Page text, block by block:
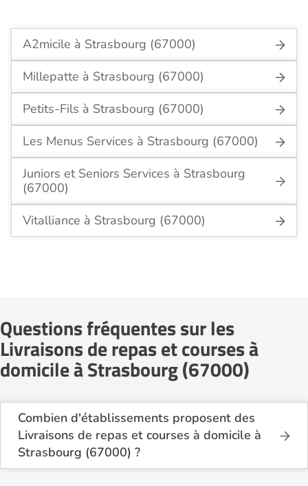
A2micile à Strasbourg (67000)
Millepatte à Strasbourg (67000)
Petits-Fils à Strasbourg (67000)
Les Menus Services à Strasbourg (67000)
Juniors et Seniors Services à Strasbourg
(67000)
Vitalliance à Strasbourg (67000)
Questions fréquentes sur les
Livraisons de repas et courses à
domicile à Strasbourg (67000)
Combien d'établissements proposent des
Livraisons de repas et courses à domicile à
Strasbourg (67000) ?
Sur le site Logement-seniors.com, on recense